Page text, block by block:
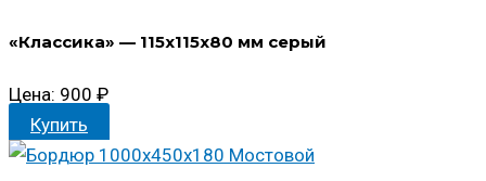
«Классика» — 115x115x80 мм серый
Цена: 900 ₽
Купить